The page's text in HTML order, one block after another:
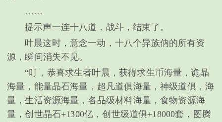
……
提示声一连十八道，战斗，结束了。
叶晨这时，意念一动，十八个异族㐻的所有资
源，瞬间消失不见。
“叮，恭喜求生者叶晨，获得求生币海量，诡晶
海量，能量晶石海量，超凡道俱海量，神级道俱，海
量，生活资源海量，各品级材料海量，食物资源海
量，创世晶石+1300亿，创世级道俱+18000套，图腾